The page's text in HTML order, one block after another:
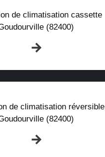
de climatisation cassette
(82400)
de climatisation réversible
(82400)